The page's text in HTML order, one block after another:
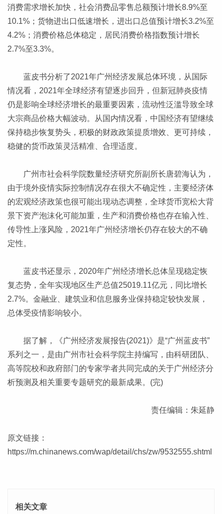
消费需求增长加快，社会消费品零售总额预计增长8.9%至
10.1%；货物进出口低速增长，进出口总值预计增长3.2%至
4.2%；消费价格总体稳定，居民消费价格指数预计增长
2.7%至3.3%。
蓝皮书分析了2021年广州经济发展总体环境，从国际
情况看，2021年全球经济有望逐步回升，但新冠肺炎疫情
仍是影响全球经济增长的最重要因素，流动性泛滥导致全球
大宗商品价格大幅波动。从国内情况看，中国经济有望继续
保持稳步恢复势头，积极的财政政策提质增效、更可持续，
稳健的货币政策灵活精准、合理适度。
广州市社会科学院数量经济研究所副所长唐碧海认为，
由于境外疫情实际控制情况存在很大不确定性，主要经济体
的宏观经济政策也很可能出现动态调整，全球货币宽松大背
景下资产泡沫化可能加重，生产和消费价格也存在输入性、
传导性上涨风险，2021年广州经济增长仍存在较大的不确
定性。
蓝皮书还显示，2020年广州经济增长总体呈现稳定恢
复态势，全年实现地区生产总值25019.11亿元，同比增长
2.7%。金融业、建筑业和信息服务业保持稳定较快发展，
总体受疫情影响较小。
据了解，《广州经济发展报告(2021)》是“广州蓝皮书”
系列之一，是由广州市社会科学院主持编写，由科研团队、
高等院校和政府部门的专家学者共同完成的关于广州经济分
析预测及相关重要专题研究的最新成果。(完)
责任编辑：朱延静
原文链接：
https://m.chinanews.com/wap/detail/chs/zw/9532555.shtml
相关文章